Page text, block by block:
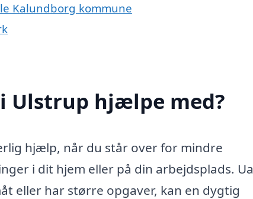
Kalundborg kommune
Ulstrup hjælpe med?
hjælp, når du står over for mindre
i dit hjem eller på din arbejdsplads.
eller har større opgaver, kan en dygtig